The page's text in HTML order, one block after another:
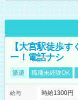
【大宮駅徒歩
ー！電話ナシ
派遣 職種未経験OK
給与
時給1300円